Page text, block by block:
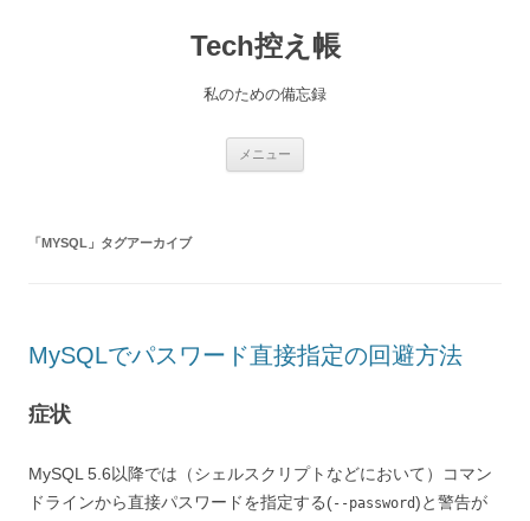
Tech控え帳
私のための備忘録
メニュー
「MYSQL 」タグアーカイブ
MySQLでパスワード直接指定の回避方法
症状
MySQL 5.6以降では（シェルスクリプトなどにおいて）コマン
ドラインから直接パスワードを指定する(--password)と警告が